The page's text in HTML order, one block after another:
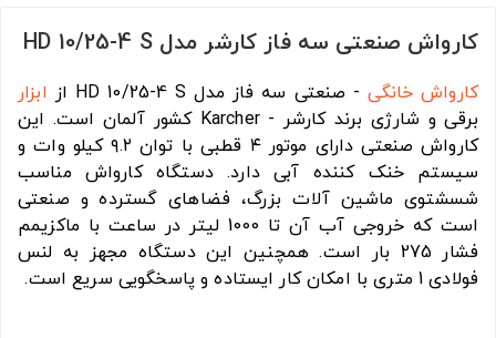
کارواش صنعتی سه فاز کارشر مدل HD 10/25-4 S
کارواش خانگی- صنعتی سه فاز مدل HD 10/25-4 S از
ابزار
برقی و شارژی برند کارشر - Karcher کشور آلمان است. این
کارواش صنعتی دارای موتور ۴ قطبی با توان ۹.۲ کیلو وات و
سیستم خنک کننده آبی دارد. دستگاه کارواش مناسب
شسشتوی ماشین آلات بزرگ، فضاهای گسترده و صنعتی
است که خروجی آب آن تا 1000 لیتر در ساعت با ماکزیمم
فشار 275 بار است. همچنین این دستگاه مجهز به لنس
فولادی 1 متری با امکان کار ایستاده و پاسخگویی سریع است.